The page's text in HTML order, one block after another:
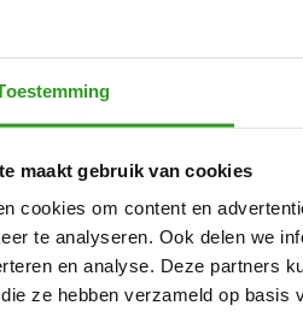
maakt gebruik van cookies
cookies om content en
te analyseren. Ook delen we
en analyse. Deze partners
ze hebben verzameld op basis